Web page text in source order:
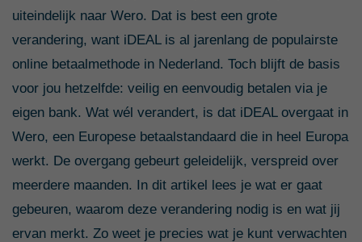
uiteindelijk naar Wero. Dat is best een grote
verandering, want iDEAL is al jarenlang de populairste
online betaalmethode in Nederland. Toch blijft de basis
voor jou hetzelfde: veilig en eenvoudig betalen via je
eigen bank. Wat wél verandert, is dat iDEAL overgaat in
Wero, een Europese betaalstandaard die in heel Europa
werkt. De overgang gebeurt geleidelijk, verspreid over
meerdere maanden. In dit artikel lees je wat er gaat
gebeuren, waarom deze verandering nodig is en wat jij
ervan merkt. Zo weet je precies wat je kunt verwachten